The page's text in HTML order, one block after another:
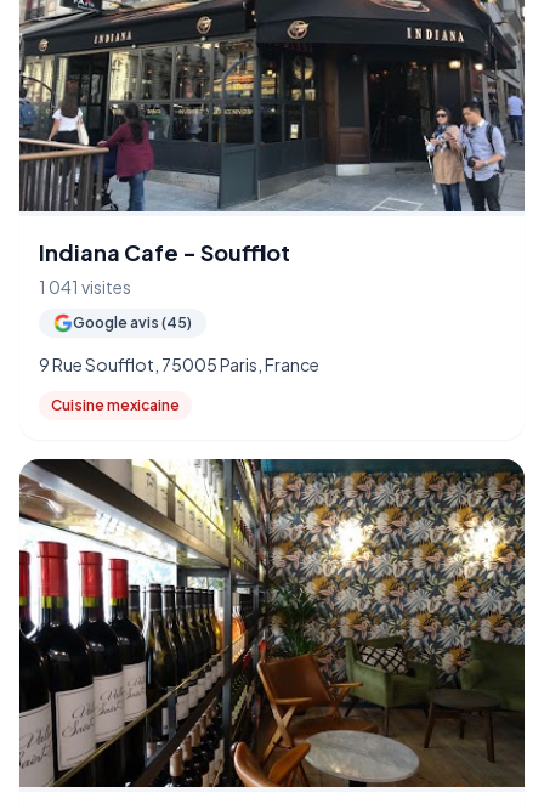
Indiana Cafe - Soufflot
1 041 visites
Google avis (45)
9 Rue Soufflot, 75005 Paris, France
Cuisine mexicaine